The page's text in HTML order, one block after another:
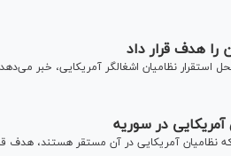
را هدف قرار داد
استقرار نظامیان اشغالگر آمریکایی، خبر
در سوریه
نظامیان آمریکایی در آن مستقر هستند، هدف